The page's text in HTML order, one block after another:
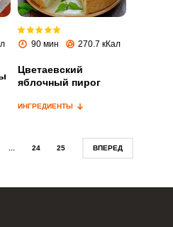
90 мин 270.7 кКал
Цветаевский
яблочный пирог
ИНГРЕДИЕНТЫ
24 25 ВПЕРЕД
меня
ВХОД